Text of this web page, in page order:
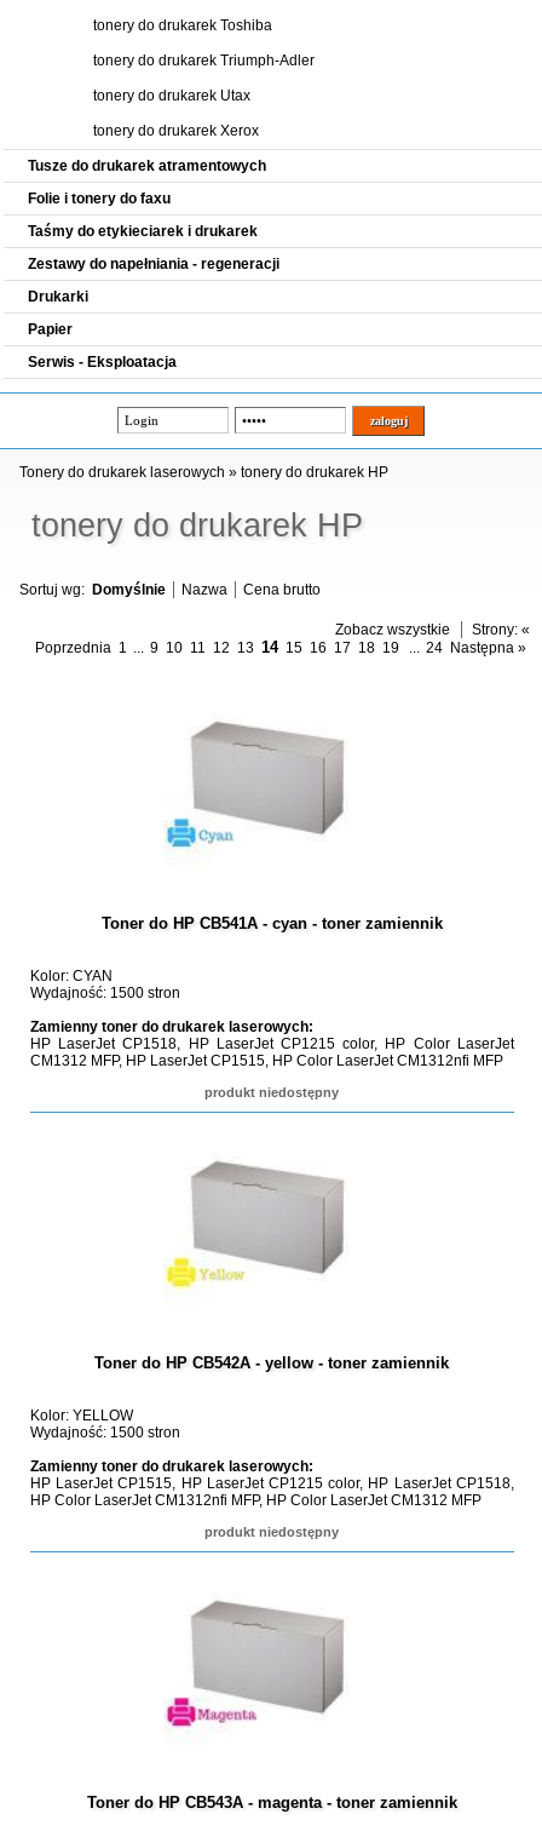
tonery do drukarek Toshiba
tonery do drukarek Triumph-Adler
tonery do drukarek Utax
tonery do drukarek Xerox
Tusze do drukarek atramentowych
Folie i tonery do faxu
Taśmy do etykieciarek i drukarek
Zestawy do napełniania - regeneracji
Drukarki
Papier
Serwis - Eksploatacja
tonery do drukarek HP
Tonery do drukarek laserowych »tonery do drukarek HP
Sortuj wg: Domyślnie Nazwa Cena brutto
Zobacz wszystkie Strony: «
Poprzednia 1 ... 9 10 11 12 13 14 15 16 17 18 19 ... 24 Następna »
Toner do HP CB541A - cyan - toner zamiennik
Kolor: CYAN
Wydajność: 1500 stron
Zamienny toner do drukarek laserowych:
HP LaserJet CP1518, HP LaserJet CP1215 color, HP Color LaserJet
CM1312 MFP, HP LaserJet CP1515, HP Color LaserJet CM1312nfi MFP
produkt niedostępny
Toner do HP CB542A - yellow - toner zamiennik
Kolor: YELLOW
Wydajność: 1500 stron
Zamienny toner do drukarek laserowych:
HP LaserJet CP1515, HP LaserJet CP1215 color, HP LaserJet CP1518,
HP Color LaserJet CM1312nfi MFP, HP Color LaserJet CM1312 MFP
produkt niedostępny
Toner do HP CB543A - magenta - toner zamiennik